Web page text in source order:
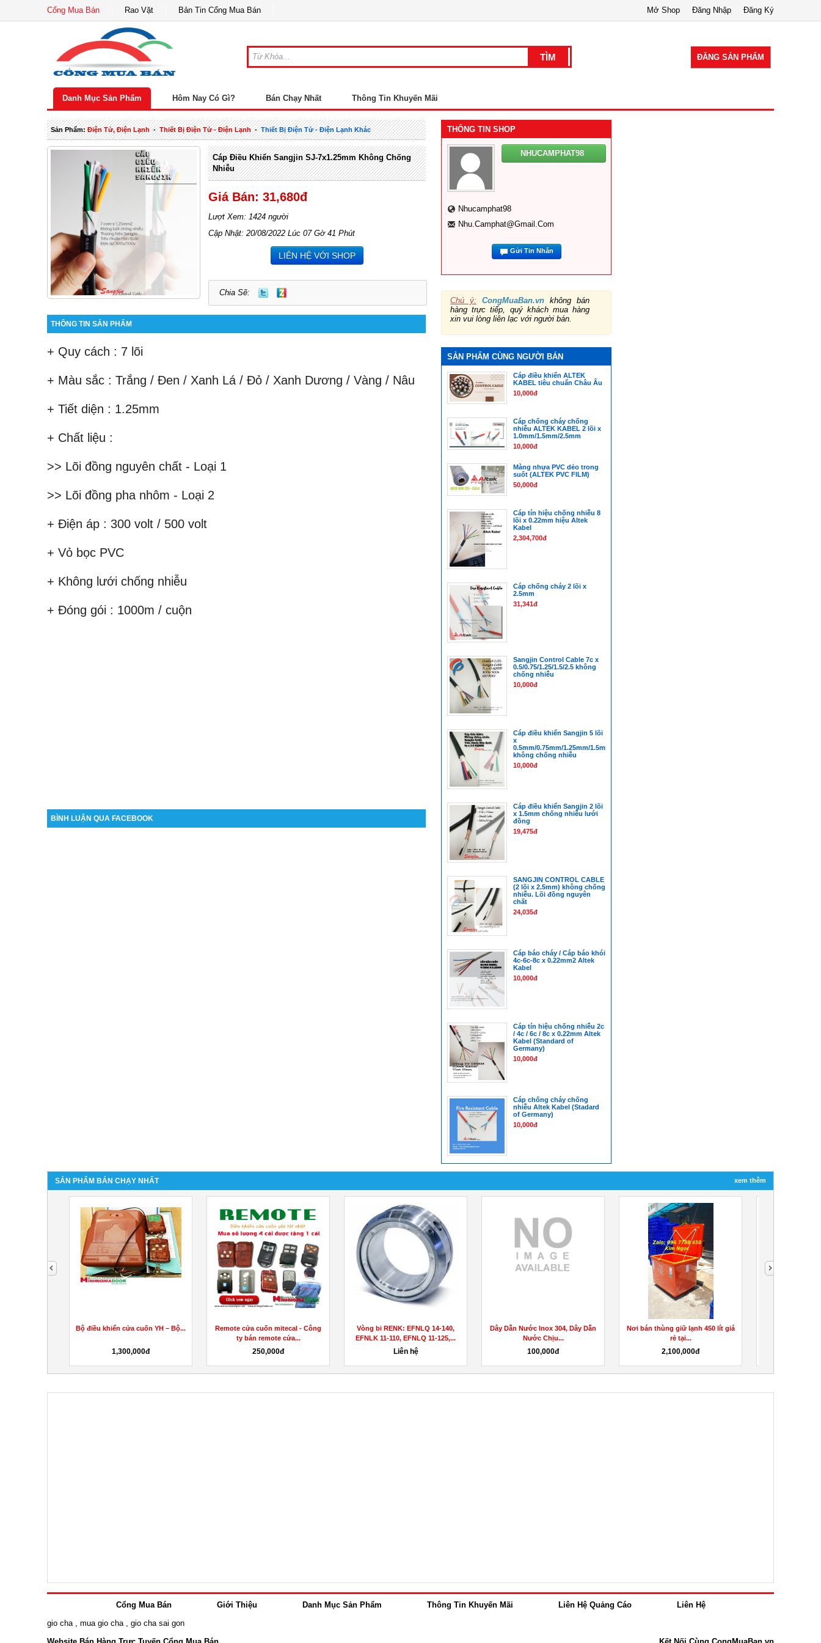
Cổng Mua Bán Rao Vặt Bản Tin Cổng Mua Bán Đăng Ký
Đăng Nhập
Mở Shop
ĐĂNG SẢN PHẨM
Danh Mục Sản Phẩm Hôm Nay Có Gì? Bán Chạy Nhất Thông Tin Khuyến Mãi
Sản Phẩm:Điện Tử, Điện Lạnh-Thiết Bị Điện Tử - Điện Lạnh-Thiết Bị Điện Tử - Điện Lạnh Khác
Cáp Điều Khiển Sangjin SJ-7x1.25mm Không Chống
Nhiễu
Giá Bán: 31,680đ
Lượt Xem: 1424 người
Cập Nhật: 20/08/2022 Lúc 07 Gờ 41 Phút
LIÊN HỆ VỚI SHOP
Chia Sẽ:
THÔNG TIN SẢN PHẨM
+ Quy cách : 7 lõi
+ Màu sắc : Trắng / Đen / Xanh Lá / Đỏ / Xanh Dương / Vàng / Nâu
+ Tiết diện : 1.25mm
+ Chất liệu :
>> Lõi đồng nguyên chất - Loại 1
>> Lõi đồng pha nhôm - Loại 2
+ Điện áp : 300 volt / 500 volt
+ Vỏ bọc PVC
+ Không lưới chống nhiễu
+ Đóng gói : 1000m / cuộn
BÌNH LUẬN QUA FACEBOOK
THÔNG TIN SHOP
NHUCAMPHAT98
Nhucamphat98
Nhu.camphat@gmail.com
Gửi Tin Nhắn
Chú ý: CongMuaBan.vn không bán
hàng trực tiếp, quý khách mua hàng
xin vui lòng liên lạc với người bán.
SẢN PHẨM CÙNG NGƯỜI BÁN
Cáp điều khiển ALTEK
KABEL tiêu chuẩn Châu Âu
10,000đ
Cáp chống cháy chống
nhiễu ALTEK KABEL 2 lõi x
1.0mm/1.5mm/2.5mm
10,000đ
Màng nhựa PVC dẻo trong
suốt (ALTEK PVC FILM)
50,000đ
Cáp tín hiệu chống nhiễu 8
lõi x 0.22mm hiệu Altek
Kabel
2,304,700đ
Cáp chống cháy 2 lõi x
2.5mm
31,341đ
Sangjin Control Cable 7c x
0.5/0.75/1.25/1.5/2.5 không
chống nhiễu
10,000đ
Cáp điều khiển Sangjin 5 lõi
x
0.5mm/0.75mm/1.25mm/1.5mm/2.5mm
không chống nhiễu
10,000đ
Cáp điều khiển Sangjin 2 lõi
x 1.5mm chống nhiễu lưới
đồng
19,475đ
SANGJIN CONTROL CABLE
(2 lõi x 2.5mm) không chống
nhiễu. Lõi đồng nguyên
chất
24,035đ
Cáp báo cháy / Cáp báo khói
4c-6c-8c x 0.22mm2 Altek
Kabel
10,000đ
Cáp tín hiệu chống nhiễu 2c
/ 4c / 6c / 8c x 0.22mm Altek
Kabel (Standard of
Germany)
10,000đ
Cáp chống cháy chống
nhiễu Altek Kabel (Stadard
of Germany)
10,000đ
SẢN PHẨM BÁN CHẠY NHẤT xem thêm
Bộ điều khiển cửa cuốn YH – Bộ...
1,300,000đ
Remote cửa cuốn mitecal - Công
ty bán remote cửa...
250,000đ
Vòng bi RENK: EFNLQ 14-140,
EFNLK 11-110, EFNLQ 11-125,...
Liên hệ
Dây Dẫn Nước Inox 304, Dây Dẫn
Nước Chịu...
100,000đ
Nơi bán thùng giữ lạnh 450 lít giá
rẻ tại...
2,100,000đ
next
Cổng Mua Bán Giới Thiệu Danh Mục Sản Phẩm Thông Tin Khuyến Mãi Liên Hệ Quảng Cáo
Liên Hệ
gio cha
mua gio cha
gio cha sai gon